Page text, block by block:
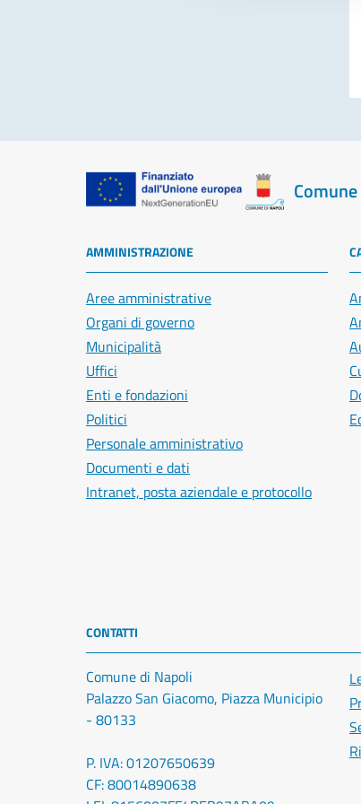
AMMINISTRAZIONE
Aree amministrative
Organi di governo
Municipalità
Uffici
Enti e fondazioni
Politici
Personale amministrativo
Documenti e dati
Intranet, posta aziendale e protocollo
CONTATTI
Comune di Napoli
Palazzo San Giacomo, Piazza Municipio
- 80133
P. IVA: 01207650639
CF: 80014890638